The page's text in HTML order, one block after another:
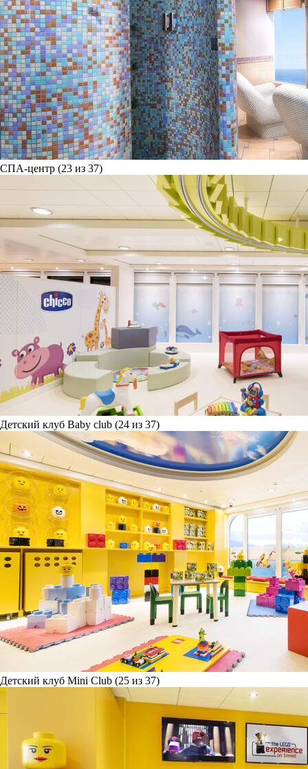
СПА-центр (23 из 37)
Детский клуб Baby club (24 из 37)
Детский клуб Mini Club (25 из 37)